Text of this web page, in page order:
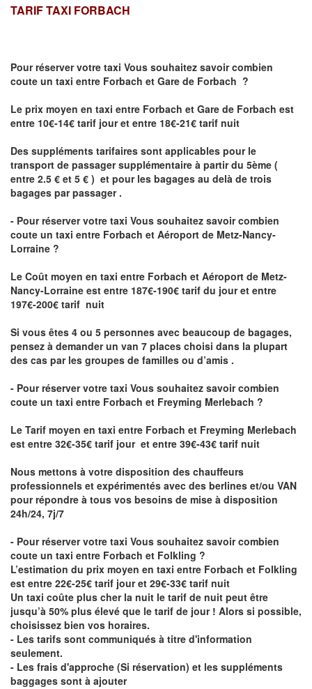
TARIF TAXI FORBACH
Pour réserver votre taxi Vous souhaitez savoircombien
coute un taxi entre Forbach et Gare de Forbach ?
Le prix moyen en taxi entre Forbach et Gare de Forbach est
entre 10€-14€ tarif jour et entre 18€-21€ tarif nuit
Des suppléments tarifaires sont applicables pour le
transport de passager supplémentaire à partir du 5ème (
entre 2.5 € et 5 € ) et pour les bagages au delà de trois
bagages par passager .
- Pour réserver votre taxi Vous souhaitez savoircombien
coute un taxi entre Forbach et Aéroport de Metz-Nancy-
Lorraine ?
Le Coût moyen en taxi entre Forbach et Aéroport de Metz-
Nancy-Lorraine est entre 187€-190€ tarif du jour et entre
197€-200€ tarif nuit
Si vous êtes 4 ou 5 personnes avec beaucoup de bagages,
pensez à demander un van 7 places choisi dans la plupart
des cas par les groupes de familles ou d’amis .
- Pour réserver votre taxi Vous souhaitez savoircombien
coute un taxi entre Forbach et Freyming Merlebach ?
Le Tarif moyen en taxi entre Forbach et Freyming Merlebach
est entre 32€-35€ tarif jour et entre 39€-43€ tarif nuit
Nous mettons à votre disposition des chauffeurs
professionnels et expérimentés avec des berlines et/ou VAN
pour répondre à tous vos besoins de mise à disposition
24h/24, 7j/7
- Pour réserver votre taxi Vous souhaitez savoircombien
coute un taxi entre Forbach et Folkling ?
L’estimation du prix moyen en taxi entre Forbach et Folkling
est entre 22€-25€ tarif jour et 29€-33€ tarif nuit
Un taxi coûte plus cher la nuit le tarif de nuit peut être
jusqu’à 50% plus élevé que le tarif de jour ! Alors si possible,
choisissez bien vos horaires.
- Les tarifs sont communiqués à titre d'information
seulement.
- Les frais d'approche (Si réservation) et les suppléments
baggages sont à ajouter